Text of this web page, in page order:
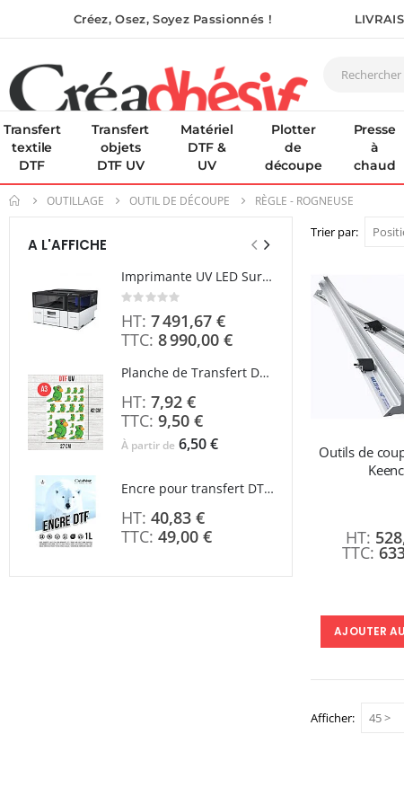
Créez, Osez, Soyez Passionnés !
Transfert
textile
DTF
Transfert
objets
DTF UV
Matériel
DTF &
UV
Plotter
de
découpe
Presse
à
chaud
OUTILLAGE OUTIL DE DÉCOUPE RÈGLE - ROGNEUSE
Trier par
Outils de
AJOUTER
Afficher
A L'AFFICHE
Imprimante UV LED SureColor SC-V1000 EPSON - Garantie 3 ans
Rating:
0%
8 990,00 €
7 491,67 €
Planche de Transfert DTF UV - Format A3 - 27 x 42 cm
9,50 €
7,92 €
À partir de 6,50 €
Encre pour transfert DTF - 2eme Génération - Blanc - 1L
49,00 €
40,83 €
Rating:
0%